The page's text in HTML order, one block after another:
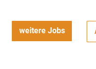
weitere Jobs